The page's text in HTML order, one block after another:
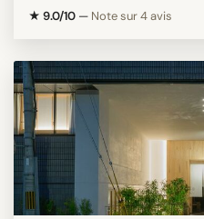
★ 9.0/10 — Note sur 4 avis